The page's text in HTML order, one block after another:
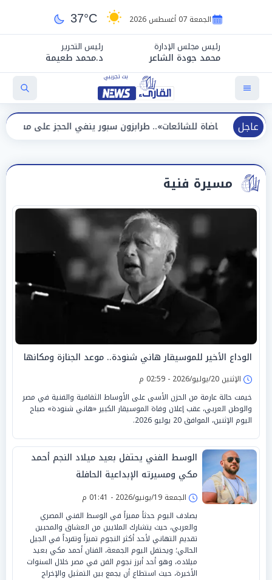
الجمعة 07 أغسطس 2026 37°C
رئيس مجلس الإدارة
محمد جودة الشاعر
رئيس التحرير
د.محمد طعيمة
عاجل
للشائعات».. طرابزون سبور ينفي الحجز على مستحقات محمد صلاح
مسيرة فنية
الوداع الأخير للموسيقار هاني شنودة.. موعد الجنازة ومكانها
الإثنين 20/يوليو/2026 - 02:59 م
خيمت حالة عارمة من الحزن الأسى على الأوساط الثقافية والفنية في مصر
والوطن العربي، عقب إعلان وفاة الموسيقار الكبير «هاني شنودة» صباح
اليوم الإثنين، الموافق 20 يوليو 2026.
الوسط الفني يحتفل بعيد ميلاد النجم أحمد
مكي ومسيرته الإبداعية الحافلة
الجمعة 19/يونيو/2026 - 01:41 م
يصادف اليوم حدثاً مميزاً في الوسط الفني المصري
والعربي، حيث يتشارك الملايين من العشاق والمحبين
تقديم التهاني لأحد أكثر النجوم تميزاً وتفرداً في الجيل
الحالي؛ ويحتفل اليوم الجمعة، الفنان أحمد مكي بعيد
ميلاده، وهو أحد أبرز نجوم الفن في مصر خلال السنوات
الأخيرة، حيث استطاع أن يجمع بين التمثيل والإخراج